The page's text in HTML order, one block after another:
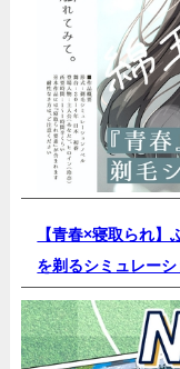
【青春×寝取られ
を剃るシミュレー